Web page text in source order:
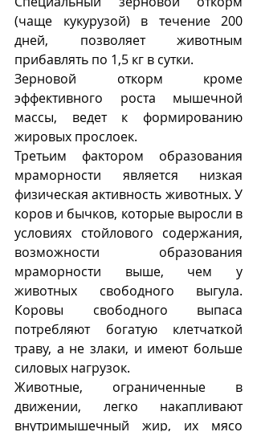
(чаще кукурузой) в течение 200
дней, позволяет животным
прибавлять по 1,5 кг в сутки.
Зерновой откорм кроме
эффективного роста мышечной
массы, ведет к формированию
жировых прослоек.
Третьим фактором образования
мраморности является низкая
физическая активность животных. У
коров и бычков, которые выросли в
условиях стойлового содержания,
возможности образования
мраморности выше, чем у
животных свободного выгула.
Коровы свободного выпаса
потребляют богатую клетчаткой
траву, а не злаки, и имеют больше
силовых нагрузок.
Животные, ограниченные в
движении, легко накапливают
внутримышечный жир, их мясо